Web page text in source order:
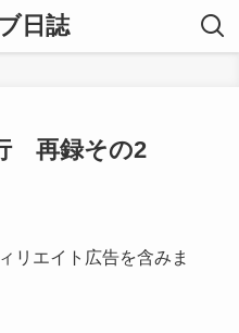
日誌
再録その2
リエイト広告を含みま